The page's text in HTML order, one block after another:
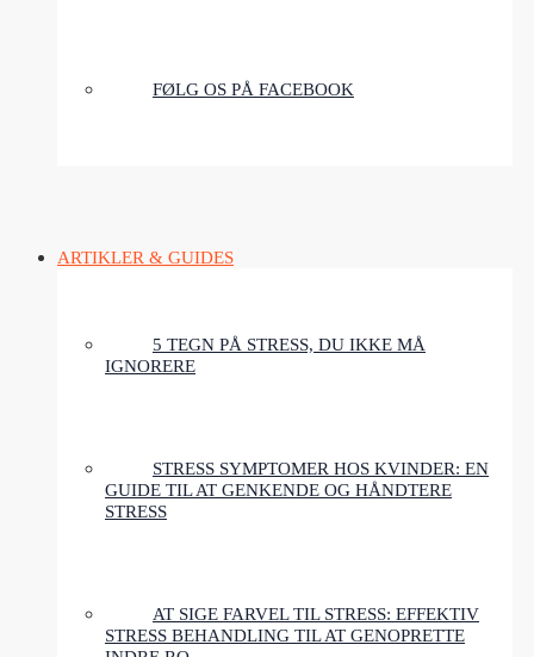
FØLG OS PÅ FACEBOOK
ARTIKLER & GUIDES
5 TEGN PÅ STRESS, DU IKKE MÅ
IGNORERE
STRESS SYMPTOMER HOS KVINDER: EN
GUIDE TIL AT GENKENDE OG HÅNDTERE
STRESS
AT SIGE FARVEL TIL STRESS: EFFEKTIV
STRESS BEHANDLING TIL AT GENOPRETTE